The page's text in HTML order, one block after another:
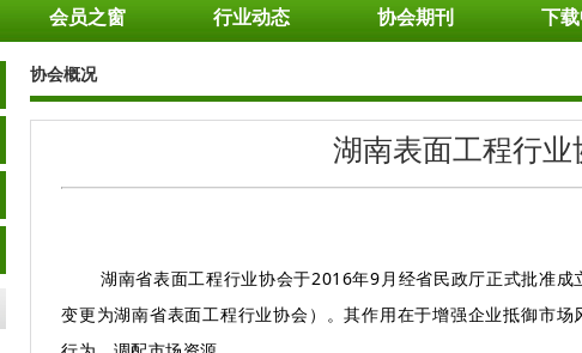
会员之窗 行业动态 协会期刊 下
协会概况
湖南表面工程行业
湖南省表面工程行业协会于2016年9月经省民政厅正式批准成
变更为湖南省表面工程行业协会）。其作用在于增强企业抵御市